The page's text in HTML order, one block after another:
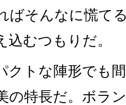
ばそんなに慌て
込むつもりだ。
トな陣形でも
の特長だ。ボラ